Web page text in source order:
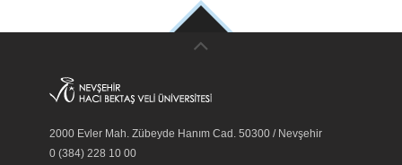
2000 Evler Mah. Zübeyde Hanım Cad. 50300 / Nevşehir
0 (384) 228 10 00